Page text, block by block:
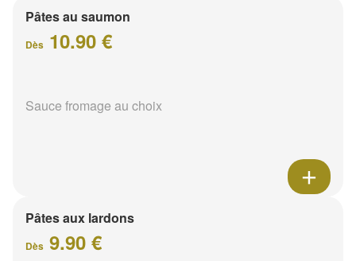
Pâtes au saumon
Dès 10.90 €
Sauce fromage au choix
Pâtes aux lardons
Dès 9.90 €